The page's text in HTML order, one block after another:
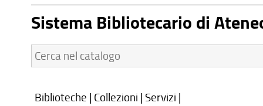
Sistema Bibliotecario di
Cerca
nel
Biblioteche | Collezioni | Servizi |